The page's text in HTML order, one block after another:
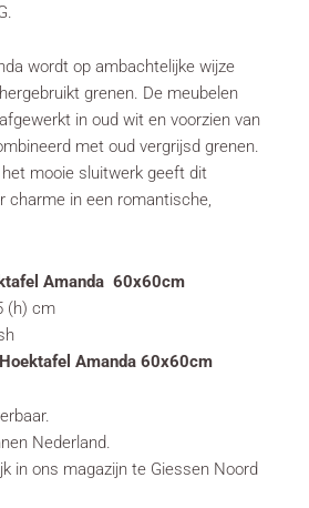
wordt op ambachtelijke wijze
grenen. De meubelen
in oud wit en voorzien van
met oud vergrijsd grenen.
mooie sluitwerk geeft dit
charme in een romantische,
Amanda 60x60cm
(h) cm
Hoektafel Amanda 60x60cm
Nederland.
in ons magazijn te Giessen Noord